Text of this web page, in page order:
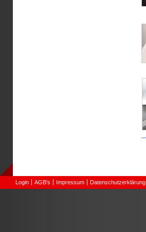
Login AGB's Impressum Datenschutzerklärung